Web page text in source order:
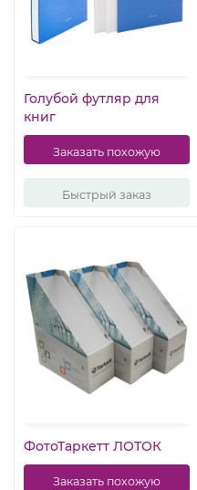
Голубой футляр для
книг
Заказать похожую
Быстрый заказ
ФотоТаркетт ЛОТОК
Заказать похожую